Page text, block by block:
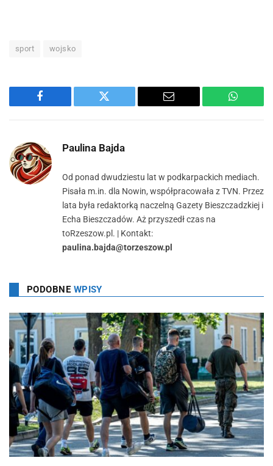
sport wojsko
Facebook Twitter Email
Paulina Bajda
Od ponad dwudziestu lat w podkarpackich mediach.
Pisała m.in. dla Nowin, współpracowała z TVN. Przez
lata była redaktorką naczelną Gazety Bieszczadzkiej i
Echa Bieszczadów. Aż przyszedł czas na
toRzeszow.pl. | Kontakt:
paulina.bajda@torzeszow.pl
PODOBNE WPISY